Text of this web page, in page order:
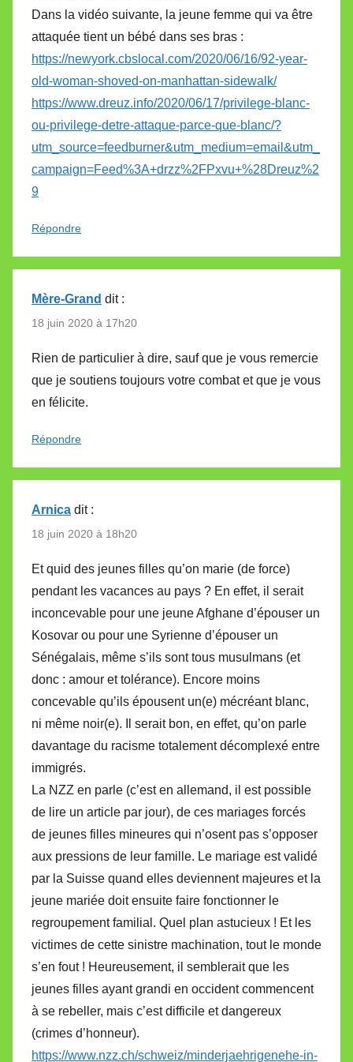
Dans la vidéo suivante, la jeune femme qui va être
attaquée tient un bébé dans ses bras :
https://newyork.cbslocal.com/2020/06/16/92-year-
old-woman-shoved-on-manhattan-sidewalk/
https://www.dreuz.info/2020/06/17/privilege-blanc-
ou-privilege-detre-attaque-parce-que-blanc/?
utm_source=feedburner&utm_medium=email&utm_
campaign=Feed%3A+drzz%2FPxvu+%28Dreuz%2
9
Répondre
Mère-Grand dit :
18 juin 2020 à 17h20
Rien de particulier à dire, sauf que je vous remercie
que je soutiens toujours votre combat et que je vous
en félicite.
Répondre
Arnica dit :
18 juin 2020 à 18h20
Et quid des jeunes filles qu’on marie (de force)
pendant les vacances au pays ? En effet, il serait
inconcevable pour une jeune Afghane d’épouser un
Kosovar ou pour une Syrienne d’épouser un
Sénégalais, même s’ils sont tous musulmans (et
donc : amour et tolérance). Encore moins
concevable qu’ils épousent un(e) mécréant blanc,
ni même noir(e). Il serait bon, en effet, qu’on parle
davantage du racisme totalement décomplexé entre
immigrés.
La NZZ en parle (c’est en allemand, il est possible
de lire un article par jour), de ces mariages forcés
de jeunes filles mineures qui n’osent pas s’opposer
aux pressions de leur famille. Le mariage est validé
par la Suisse quand elles deviennent majeures et la
jeune mariée doit ensuite faire fonctionner le
regroupement familial. Quel plan astucieux ! Et les
victimes de cette sinistre machination, tout le monde
s’en fout ! Heureusement, il semblerait que les
jeunes filles ayant grandi en occident commencent
à se rebeller, mais c’est difficile et dangereux
(crimes d’honneur).
https://www.nzz.ch/schweiz/minderjaehrigenehe-in-